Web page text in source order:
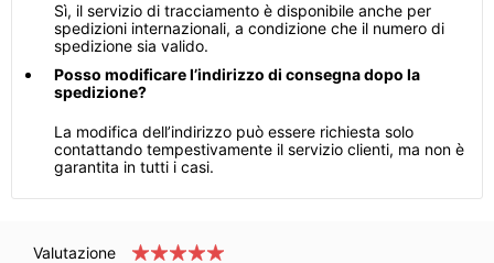
Sì, il servizio di tracciamento è disponibile anche per
spedizioni internazionali, a condizione che il numero di
spedizione sia valido.
Posso modificare l’indirizzo di consegna dopo la
spedizione?
La modifica dell’indirizzo può essere richiesta solo
contattando tempestivamente il servizio clienti, ma non è
garantita in tutti i casi.
Valutazione